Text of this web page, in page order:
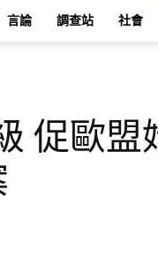
言論 調查站 社會
促歐盟